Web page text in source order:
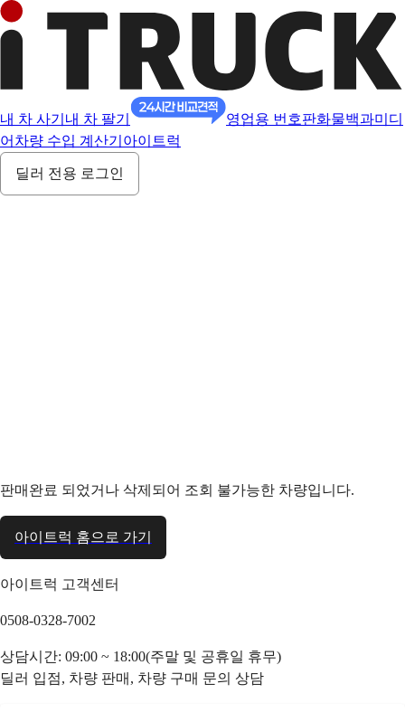
내 차 사기 내 차 팔기 영업용 번호판화물백과미디
어 차량 수입 계산기 아이트럭
딜러 전용 로그인
판매완료 되었거나 삭제되어 조회 불가능한 차량입니다.
아이트럭 홈으로 가기
아이트럭 고객센터
0508-0328-7002
상담시간: 09:00 ~ 18:00(주말 및 공휴일 휴무)
딜러 입점, 차량 판매, 차량 구매 문의 상담